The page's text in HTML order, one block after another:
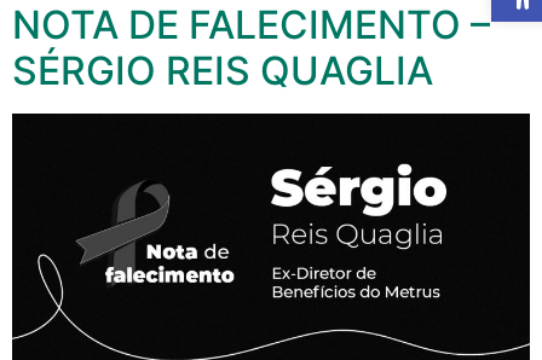
NOTA DE FALECIMENTO –
SÉRGIO REIS QUAGLIA